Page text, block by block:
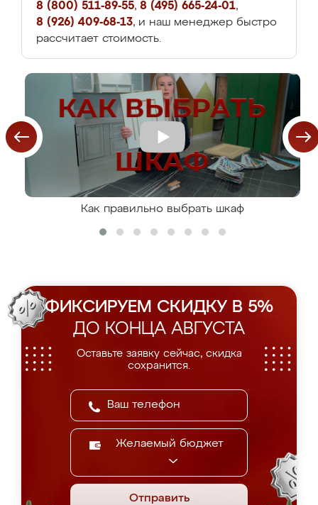
8 (800) 511-89-55, 8 (495) 665-24-01,
8 (926) 409-68-13, и наш менеджер быстро
рассчитает стоимость.
Как правильно выбрать шкаф
ФИКСИРУЕМ СКИДКУ В 5%
ДО КОНЦА АВГУСТА
Оставьте заявку сейчас, скидка
сохранится.
Желаемый бюджет
Отправить